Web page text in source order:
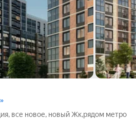
все новое, новый Жк,рядом метро